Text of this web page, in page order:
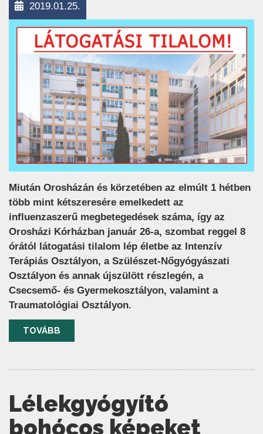
2019.01.25.
Miután Orosházán és körzetében az elmúlt 1 hétben
több mint kétszeresére emelkedett az
influenzaszerű megbetegedések száma, így az
Orosházi Kórházban január 26-a, szombat reggel 8
órától látogatási tilalom lép életbe az Intenzív
Terápiás Osztályon, a Szülészet-Nőgyógyászati
Osztályon és annak újszülött részlegén, a
Csecsemő- és Gyermekosztályon, valamint a
Traumatológiai Osztályon.
TOVÁBB
Lélekgyógyító
bohócos képeket